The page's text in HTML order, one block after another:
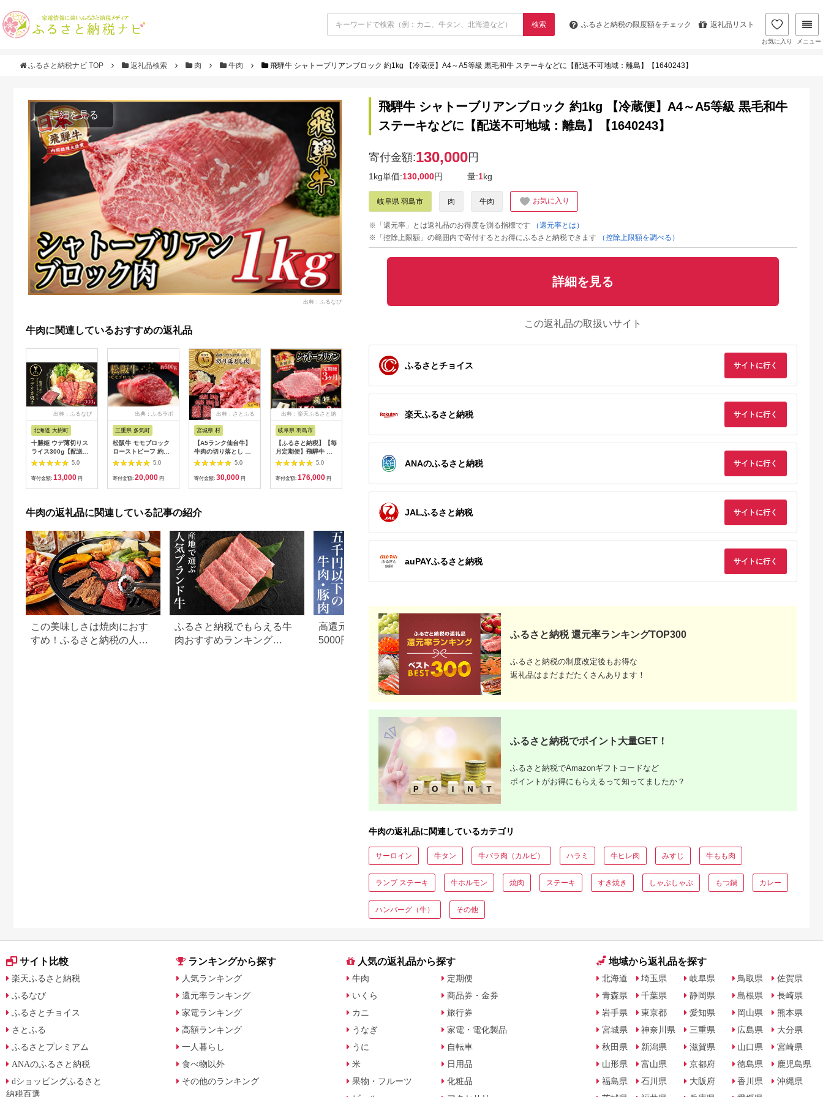
検索 ふるさと納税の限度額をチェック 返礼品リスト
お気に入り メニュー
ふるさと納税ナビ TOP 返礼品検索 肉 牛肉 飛騨牛 シャトーブリアンブロック 約1kg 【冷蔵便】A4～A5等級 黒毛和牛 ステーキなどに【配送不可地域：離島】【1640243】
詳細を見る
出典：ふるなび
牛肉に関連しているおすすめの返礼品
出典：ふるなび
北海道 大樹町
十勝姫 ウデ薄切りス
ライス300g【配送不
可地域：離島】
【1397674】
5.0
寄付金額: 13,000 円
出典：ふるラボ
三重県 多気町
松阪牛 モモブロック
ローストビーフ 約
500g 国産牛 和牛 ブ
ランド牛 JGAP家
畜・畜産物 農場
日本三大和牛 松阪 松
坂牛 松坂 モモ ビーフ
り 三重県 多気町 SS-
32
5.0
寄付金額: 20,000 円
出典：さとふる
宮城県 村
【A5ランク仙台牛】
牛肉の切り落とし 合
計1.8kg(300g×6) 小
分けで使い勝手も◎
5.0
寄付金額: 30,000 円
出典：楽天ふるさと納
税
岐阜県 羽島市
【ふるさと納税】【毎
月定期便】飛騨牛 シ
ャトーブリアン
450g(150g×3枚)【冷
蔵便】全3回【配送不
5.0
寄付金額: 176,000 円
出典：JRE MALLふる
幻の美味「村沢牛」焼
バラ・ロース）｜ 牛
肉 お肉 肉 和牛 焼肉
限定 ギフト 送料無料
信州 長野県産
出典：ふるラボ
【数量限定！チルド
騨牛」A5等級サーロ
インステーキ 200g×2
肉 バーベキュー BBQ
F4N-1239
5.0
【C2-019】博多和牛
松阪牛カイノミステー
出典：ふるなび
豊西牛 サイコロステ
ーキ 1.2kg (200g×6
【配送不可地域：離
島】【1385039】
28,000円
出典：auPAYふるさと
＜牧場直営店玉家＞
戸牛サーロインステ
キ200g×2枚シャトー
ブリアン(ヘレ)ステー
キ90g×2枚_ 神戸牛
牛肉 肉 牛 にく ステ
ーキ サーロイン シャ
トーブリアン ヘレ 贈
答 ギフト プレゼント
寄付金額:40,000
牛肉の返礼品に関連している記事の紹介
この美味しさは焼肉におす
すめ！ふるさと納税の人気
ふるさと納税でもらえる牛
肉おすすめランキング
高還元率！ふるさと納税
5000円以下でおすすめ牛肉
＆豚肉ランキング！
【2026年版】楽天ふるさと
納税 還元率ランキング｜高
還元率返礼品をジャンル別
に比較
飛騨牛 シャトーブリアンブロック 約1kg 【冷蔵便】A4～A5等級 黒毛和牛
ステーキなどに【配送不可地域：離島】【1640243】
寄付金額:130,000円
1kg単価:130,000円 量:1kg
岐阜県 羽島市 肉 牛肉 お気に入り
※「還元率」とは返礼品のお得度を測る指標です
（還元率とは）
※「控除上限額」の範囲内で寄付するとお得にふるさと納税できます
（控除上限額を調べる）
詳細を見る
この返礼品の取扱いサイト
ふるさとチョイス サイトに行く
楽天ふるさと納税 サイトに行く
ANAのふるさと納税 サイトに行く
JALふるさと納税 サイトに行く
auPAYふるさと納税 サイトに行く
ふるさと納税 還元率ランキングTOP300
ふるさと納税の制度改定後もお得な
返礼品はまだまだたくさんあります！
ふるさと納税でポイント大量GET！
ふるさと納税でAmazonギフトコードなど
ポイントがお得にもらえるって知ってましたか？
牛肉の返礼品に関連しているカテゴリ
サーロイン 牛タン 牛バラ肉（カルビ） ハラミ 牛ヒレ肉 みすじ 牛もも肉
ランプ ステーキ 牛ホルモン 焼肉 ステーキ すき焼き しゃぶしゃぶ もつ鍋 カレー
ハンバーグ（牛） その他
サイト比較
楽天ふるさと納税
ふるなび
ふるさとチョイス
さとふる
ふるさとプレミアム
ANAのふるさと納税
dショッピングふるさと
納税百選
ランキングから探す
人気ランキング
還元率ランキング
家電ランキング
高額ランキング
一人暮らし
食べ物以外
その他のランキング
人気の返礼品から探す
牛肉
いくら
カニ
うなぎ
うに
米
果物・フルーツ
定期便
商品券・金券
旅行券
家電・電化製品
自転車
日用品
化粧品
地域から返礼品を探す
北海道
青森県
岩手県
宮城県
秋田県
山形県
福島県
埼玉県
千葉県
東京都
神奈川県
新潟県
富山県
石川県
岐阜県
静岡県
愛知県
三重県
滋賀県
京都府
大阪府
鳥取県
島根県
岡山県
広島県
山口県
徳島県
香川県
佐賀県
長崎県
熊本県
大分県
宮崎県
鹿児島県
沖縄県